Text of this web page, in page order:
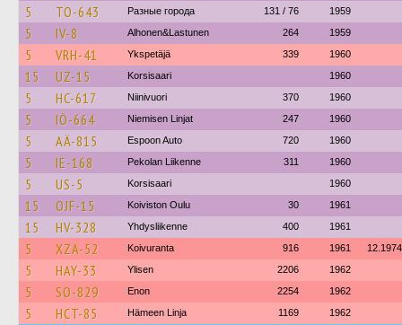
5 TO-643 Разные города 131 / 76 1959
5 IV-8 Alhonen&Lastunen 264 1959
5 VRH-41 Ykspetäjä 339 1960
15 UZ-15 Korsisaari 1960
5 HC-617 Niinivuori 370 1960
5 IÖ-664 Niemisen Linjat 247 1960
5 AÄ-815 Espoon Auto 720 1960
5 IE-168 Pekolan Liikenne 311 1960
5 US-5 Korsisaari 1960
15 OJF-15 Koiviston Oulu 30 1961
15 HV-328 Yhdysliikenne 400 1961
5 XZA-52 Koivuranta 916 1961 12.1974
5 HAY-33 Ylisen 2206 1962
5 SO-829 Enon 2254 1962
5 HCT-85 Hämeen Linja 1169 1962